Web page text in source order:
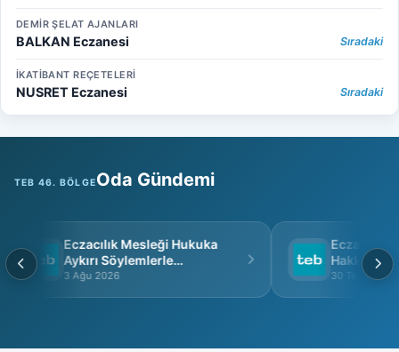
DEMİR ŞELAT AJANLARI
BALKAN Eczanesi Sıradaki
İKATİBANT REÇETELERİ
NUSRET Eczanesi Sıradaki
TEB 46. BÖLGEOda Gündemi
Eczacılık Mesleği Hukuka
Aykırı Söylemlerle
İtibarsızlaştırılamaz
3 Ağu 2026
Eczacı
Hakkında
30 Tem 2026